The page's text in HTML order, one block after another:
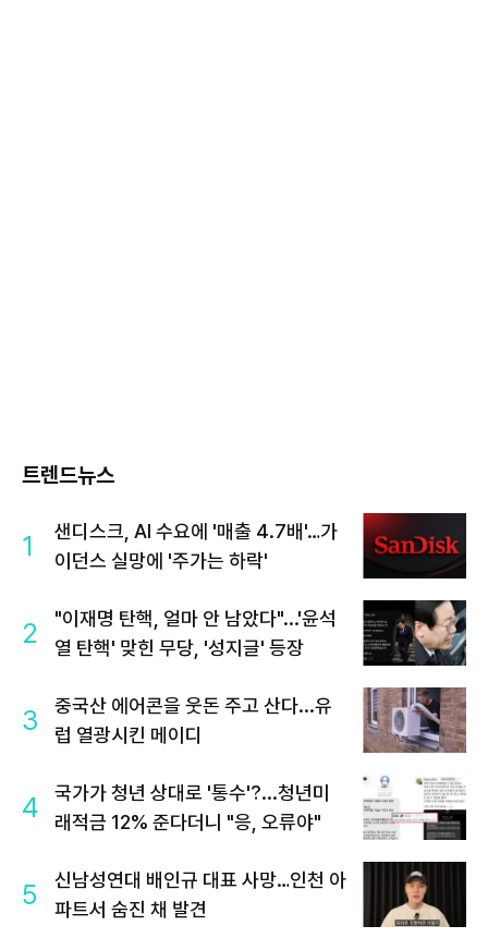
트렌드뉴스
1
샌디스크, AI 수요에 '매출 4.7배'…가
이던스 실망에 '주가는 하락'
2
"이재명 탄핵, 얼마 안 남았다"...'윤석
열 탄핵' 맞힌 무당, '성지글' 등장
3
중국산 에어콘을 웃돈 주고 산다...유
럽 열광시킨 메이디
4
국가가 청년 상대로 '통수'?...청년미
래적금 12% 준다더니 "응, 오류야"
5
신남성연대 배인규 대표 사망…인천 아
파트서 숨진 채 발견